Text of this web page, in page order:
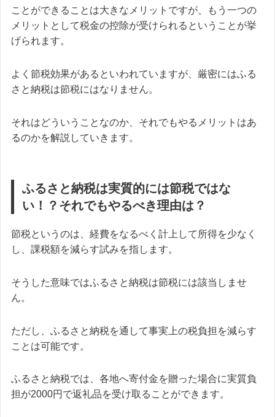
ことができることは大きなメリットですが、もう一つの
メリットとして税金の控除が受けられるということが挙
げられます。
よく節税効果があるといわれていますが、厳密にはふる
さと納税は節税にはなりません。
それはどういうことなのか、それでもやるメリットはあ
るのかを解説していきます。
ふるさと納税は実質的には節税ではな
い！？それでもやるべき理由は？
節税というのは、経費をなるべく計上して所得を少なく
し、課税額を減らす試みを指します。
そうした意味ではふるさと納税は節税には該当しませ
ん。
ただし、ふるさと納税を通して事実上の税負担を減らす
ことは可能です。
ふるさと納税では、各地へ寄付金を贈った場合に実質負
担が2000円で返礼品を受け取ることができます。